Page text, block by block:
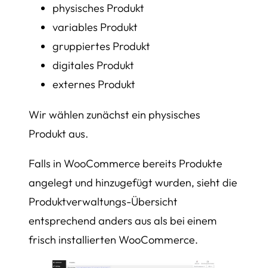
physisches Produkt
variables Produkt
gruppiertes Produkt
digitales Produkt
externes Produkt
Wir wählen zunächst ein physisches
Produkt aus.
Falls in WooCommerce bereits Produkte
angelegt und hinzugefügt wurden, sieht die
Produktverwaltungs-Übersicht
entsprechend anders aus als bei einem
frisch installierten WooCommerce.